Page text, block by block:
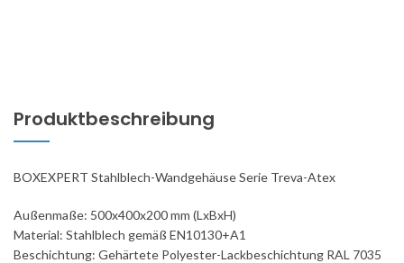
Produktbeschreibung
BOXEXPERT Stahlblech-Wandgehäuse Serie Treva-Atex
Außenmaße: 500x400x200 mm (LxBxH)
Material: Stahlblech gemäß EN10130+A1
Beschichtung: Gehärtete Polyester-Lackbeschichtung RAL 7035